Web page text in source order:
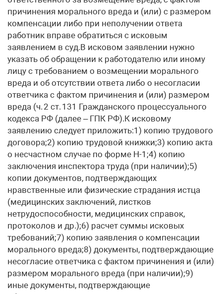
причинения морального вреда и (или) с размером
компенсации либо при неполучении ответа
работник вправе обратиться с исковым
заявлением в суд.В исковом заявлении нужно
указать об обращении к работодателю или иному
лицу с требованием о возмещении морального
вреда и об отсутствии ответа либо о несогласии
ответчика с фактом причинения и (или) размером
вреда (ч. 2 ст. 131 Гражданского процессуального
кодекса РФ (далее – ГПК РФ).К исковому
заявлению следует приложить:1) копию трудового
договора;2) копию трудовой книжки;3) копию акта
о несчастном случае по форме Н-1;4) копию
заключения инспектора труда (при наличии);5)
копии документов, подтверждающих
нравственные или физические страдания истца
(медицинских заключений, листков
нетрудоспособности, медицинских справок,
протоколов и др.);6) расчет суммы исковых
требований;7) копию заявления о компенсации
морального вреда;8) документы, подтверждающие
несогласие ответчика с фактом причинения и (или)
размером морального вреда (при наличии);9)
иные документы, подтверждающие